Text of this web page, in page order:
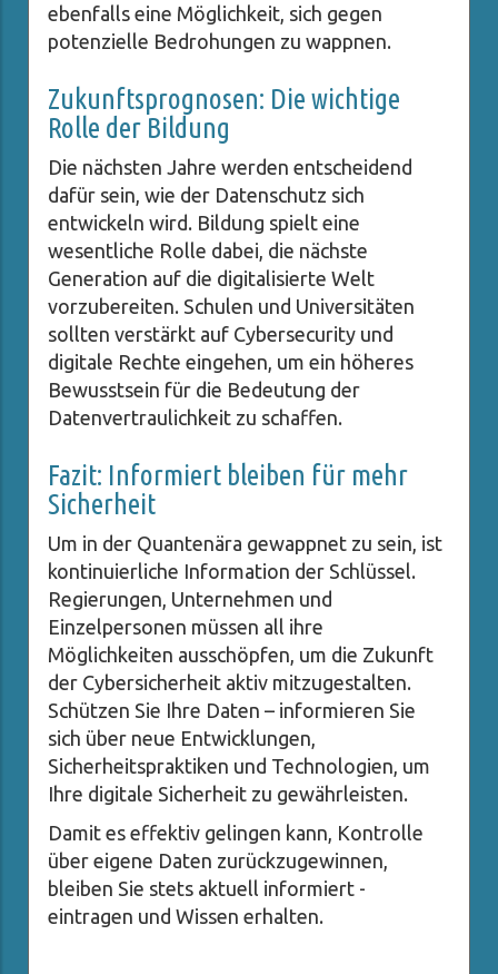
ebenfalls eine Möglichkeit, sich gegen
potenzielle Bedrohungen zu wappnen.
Zukunftsprognosen: Die wichtige
Rolle der Bildung
Die nächsten Jahre werden entscheidend
dafür sein, wie der Datenschutz sich
entwickeln wird. Bildung spielt eine
wesentliche Rolle dabei, die nächste
Generation auf die digitalisierte Welt
vorzubereiten. Schulen und Universitäten
sollten verstärkt auf Cybersecurity und
digitale Rechte eingehen, um ein höheres
Bewusstsein für die Bedeutung der
Datenvertraulichkeit zu schaffen.
Fazit: Informiert bleiben für mehr
Sicherheit
Um in der Quantenära gewappnet zu sein, ist
kontinuierliche Information der Schlüssel.
Regierungen, Unternehmen und
Einzelpersonen müssen all ihre
Möglichkeiten ausschöpfen, um die Zukunft
der Cybersicherheit aktiv mitzugestalten.
Schützen Sie Ihre Daten – informieren Sie
sich über neue Entwicklungen,
Sicherheitspraktiken und Technologien, um
Ihre digitale Sicherheit zu gewährleisten.
Damit es effektiv gelingen kann, Kontrolle
über eigene Daten zurückzugewinnen,
bleiben Sie stets aktuell informiert -
eintragen und Wissen erhalten.